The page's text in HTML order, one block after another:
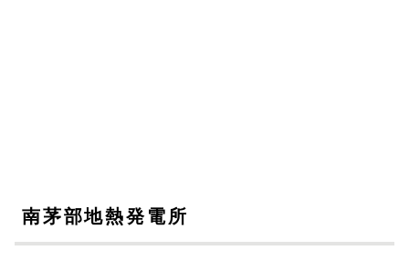
南茅部地熱発電所